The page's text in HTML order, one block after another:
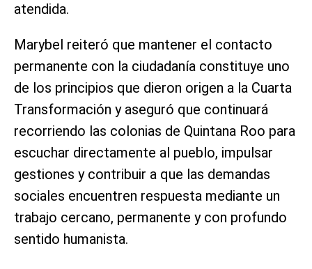
atendida.
Marybel reiteró que mantener el contacto
permanente con la ciudadanía constituye uno
de los principios que dieron origen a la Cuarta
Transformación y aseguró que continuará
recorriendo las colonias de Quintana Roo para
escuchar directamente al pueblo, impulsar
gestiones y contribuir a que las demandas
sociales encuentren respuesta mediante un
trabajo cercano, permanente y con profundo
sentido humanista.